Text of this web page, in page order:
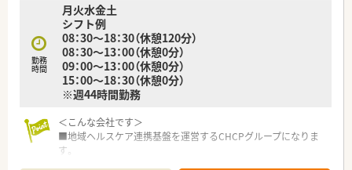
勤務
時間
月火水金土
シフト例
08：30～18：30（休憩120分）
08：30～13：00（休憩0分）
09：00～13：00（休憩0分）
15：00～18：30（休憩0分）
※週44時間勤務
＜こんな会社です＞
■地域ヘルスケア連携基盤を運営するCHCPグループになりま
す。